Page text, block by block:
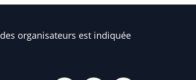
organisateurs est indiquée